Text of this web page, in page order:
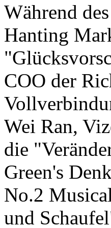
Während
Hanting
COO der
Wei Ran,
die
Green's
No.2
und